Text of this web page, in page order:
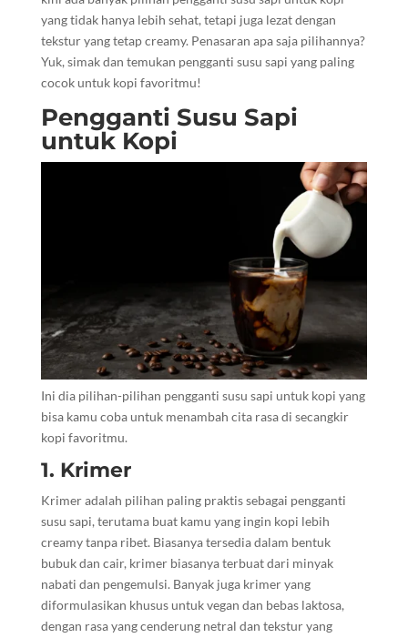
yang tidak hanya lebih sehat, tetapi juga lezat dengan
tekstur yang tetap creamy. Penasaran apa saja pilihannya?
Yuk, simak dan temukan pengganti susu sapi yang paling
cocok untuk kopi favoritmu!
Pengganti Susu Sapi
untuk Kopi
Ini dia pilihan-pilihan pengganti susu sapi untuk kopi yang
bisa kamu coba untuk menambah cita rasa di secangkir
kopi favoritmu.
1. Krimer
Krimer adalah pilihan paling praktis sebagai pengganti
susu sapi, terutama buat kamu yang ingin kopi lebih
creamy tanpa ribet. Biasanya tersedia dalam bentuk
bubuk dan cair, krimer biasanya terbuat dari minyak
nabati dan pengemulsi. Banyak juga krimer yang
diformulasikan khusus untuk vegan dan bebas laktosa,
dengan rasa yang cenderung netral dan tekstur yang